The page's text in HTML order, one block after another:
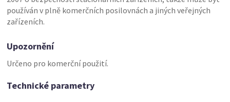
používán v plně komerčních posilovnách a jiných veřejných
zařízeních.
Upozornění
Určeno pro komerční použití.
Technické parametry